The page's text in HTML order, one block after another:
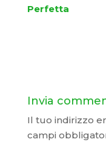
Perfetta
Invia
Il tuo indirizzo
campi